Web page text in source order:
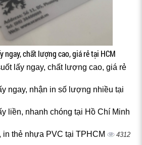
chất lượng cao, giá rẻ tại HCM
lấy ngay, chất lượng cao, giá rẻ
ngay, nhận in số lượng nhiều tại
liền, nhanh chóng tại Hồ Chí Minh
in thẻ nhựa PVC tại TPHCM 4312